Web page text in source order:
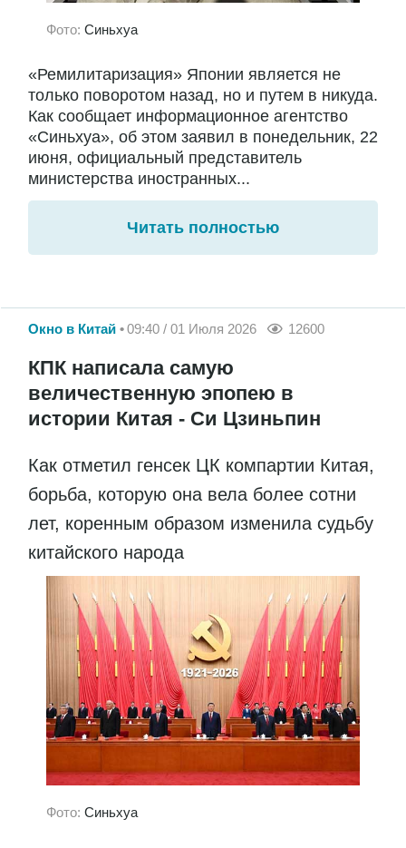
Фото: Синьхуа
«Ремилитаризация» Японии является не
только поворотом назад, но и путем в никуда.
Как сообщает информационное агентство
«Синьхуа», об этом заявил в понедельник, 22
июня, официальный представитель
министерства иностранных...
Читать полностью
Окно в Китай 09:40 / 01 Июля 2026 12600
КПК написала самую
величественную эпопею в
истории Китая - Си Цзиньпин
Как отметил генсек ЦК компартии Китая,
борьба, которую она вела более сотни
лет, коренным образом изменила судьбу
китайского народа
Фото: Синьхуа